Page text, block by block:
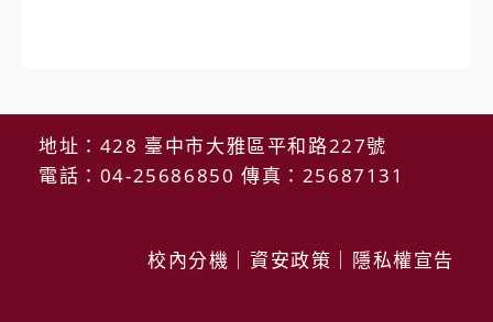
地址：428 臺中市大雅區平和路227號
電話：04-25686850 傳真：25687131
校內分機 資安政策 隱私權宣告